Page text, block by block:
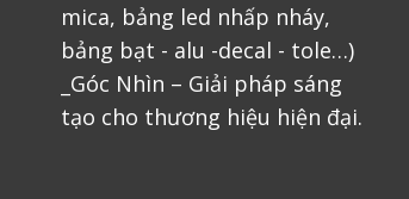
mica, bảng led nhấp nháy,
bảng bạt - alu -decal - tole…)
_Góc Nhìn – Giải pháp sáng
tạo cho thương hiệu hiện đại.